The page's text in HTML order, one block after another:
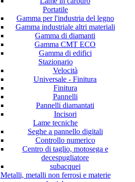
Portatile
Gamma per l'industria del legno
Gamma industriale altri materiali
Gamma di diamanti
Gamma CMT ECO
Gamma di edifici
Stazionario
Velocità
Universale - Finitura
Finitura
Pannelli
Pannelli diamantati
Incisori
Lame tecniche
Seghe a pannello digitali
Controllo numerico
Centro di taglio, motosega e
decespugliatore
subacquei
Metalli, metalli non ferrosi e materie